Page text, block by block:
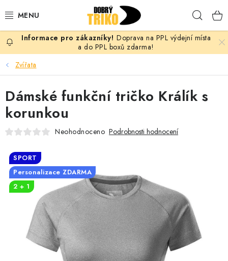
na
PRO ŽENY
PRO MUŽE
PRO DĚTI
PRO PÁRY
VLASTNÍ MOTIV
MIKINY
OKAMŽITĚ K ODBĚRU
Doprava na PPL výdejní místa
a do PPL boxů zdarma!
Zvířata
Dámské funkční tričko Králík s
korunkou
Neohodnoceno Podrobnosti hodnocení
SPORT
Personalizace ZDARMA
2 + 1